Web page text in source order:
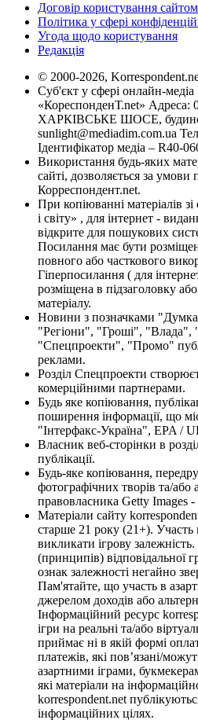
Договір користування сайтом
Політика у сфері
Угода щодо користування
Редакція
© 2000-2026,
Суб'єкт у сфері онлайн-
«КореспонденТ.net» Адреса:
ХАРКІВСЬКЕ ШОСЕ,
sunlight@mediadim.com.ua
Ідентифікатор медіа – R40-
Використання будь-яких
сайті, дозволяється за умови
Корреспондент.net.
При копіюванні матеріалів
і світу» , для інтернет -
відкрите для пошукових
Посилання має бути
повного або часткового
Гіперпосилання ( для
розміщена в підзаголовку
матеріалу.
Новини з позначками
"Регіони", "Гроші",
"Спецпроекти", "Промо"
реклами.
Розділ Спецпроекти
комерційними партнерами.
Будь яке копіювання,
поширення інформації, що
"Інтерфакс-Україна", EPA /
Власник веб-сторінки в
публікації.
Будь-яке копіювання,
фотографічних творів та/або
правовласника Getty Images -
Матеріали сайту
старше 21 року (21+). Участь
викликати ігрову
(принципів) відповідальної
ознак залежності негайно
Пам'ятайте, що участь в
джерелом доходів або
Інформаційний ресурс
ігри на реальні та/або
приймає ні в якій формі
платежів, які пов’язані/
азартними іграми,
які матеріали на
korrespondent.net
інформаційних цілях.